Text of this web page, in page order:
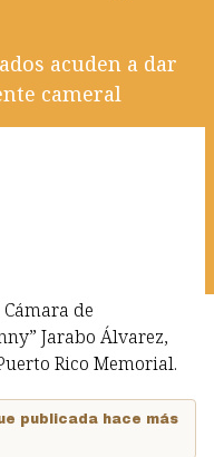
acuden a dar
cameral
de
Jarabo Álvarez,
Rico Memorial.
publicada hace más